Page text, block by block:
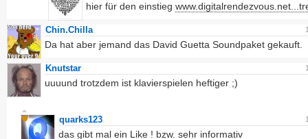
hier für den einstieg
Chin.Chilla
Da hat aber jemand das David Guetta Soundpaket gekauft.
Knutstar
uuuund trotzdem ist klavierspielen heftiger ;)
quarks123
das gibt mal ein Like ! bzw. sehr informativ